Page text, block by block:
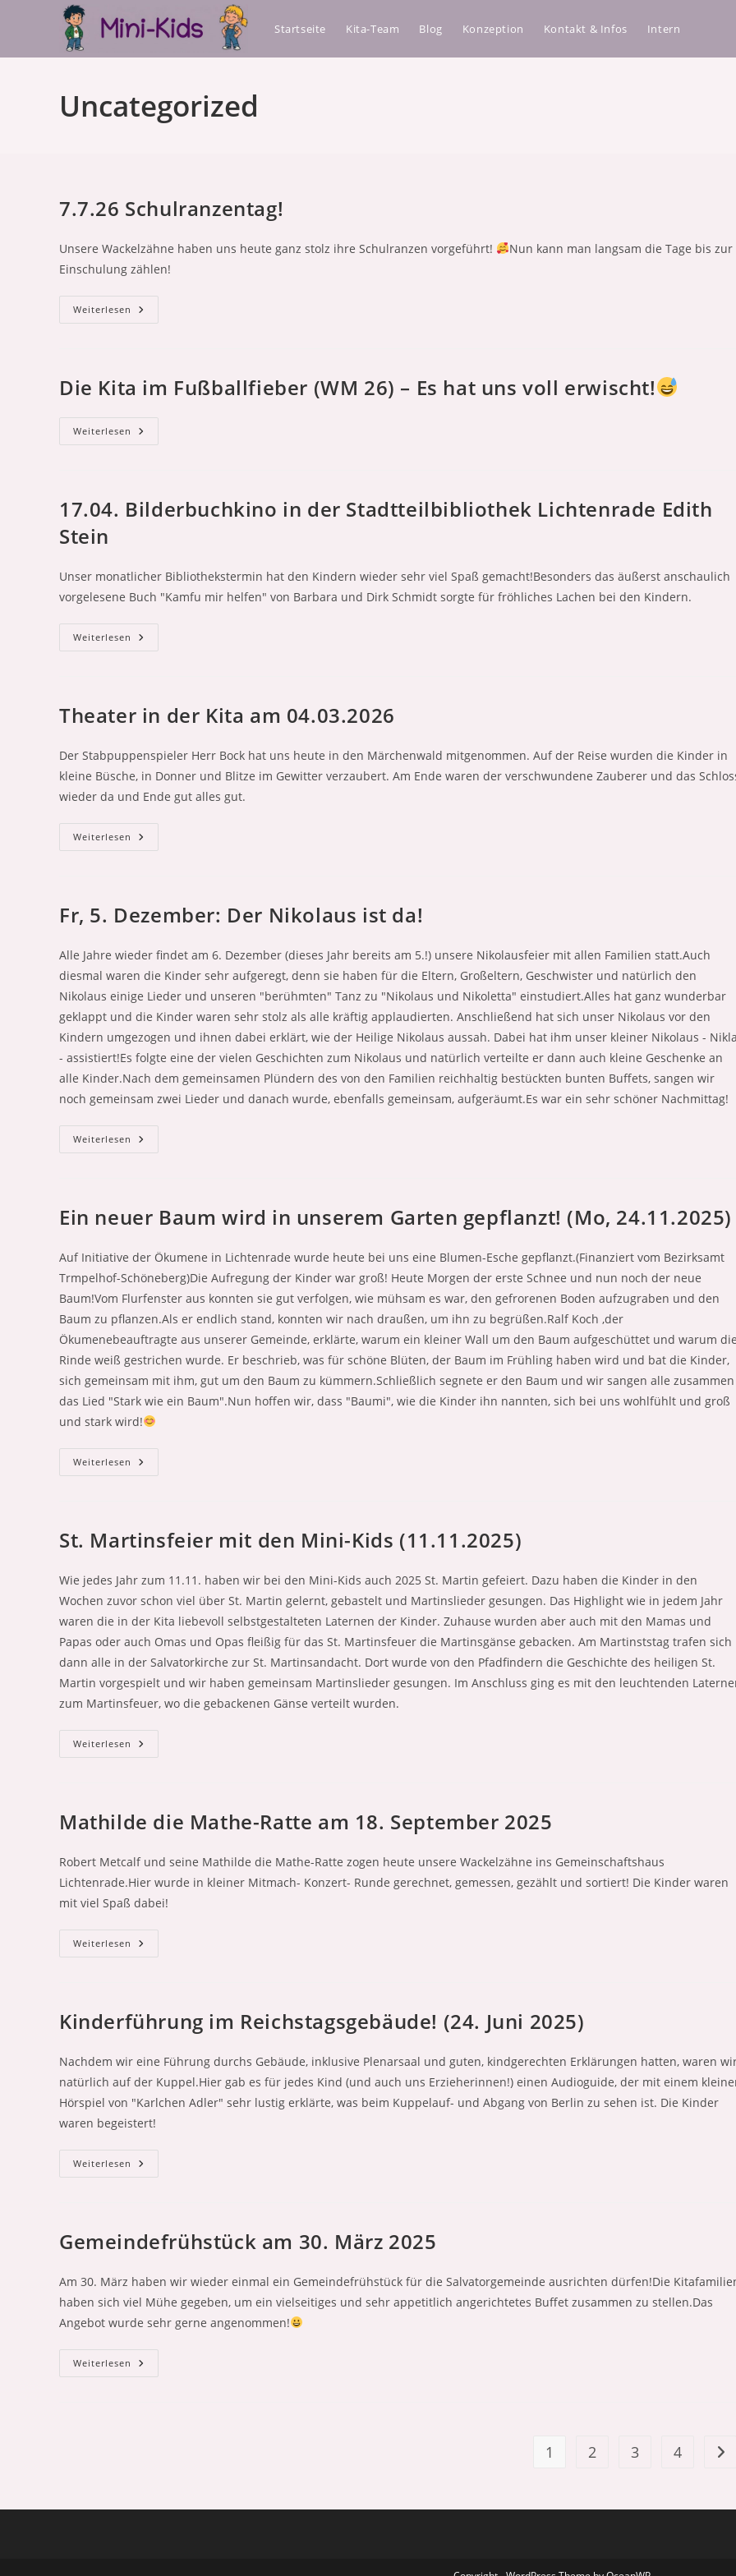
Startseite Kita-Team Blog Konzeption Kontakt & Infos Intern
Uncategorized
7.7.26 Schulranzentag!
Unsere Wackelzähne haben uns heute ganz stolz ihre Schulranzen vorgeführt!
Nun kann man langsam die Tage bis zur
Einschulung zählen!
Weiterlesen 7.7.26
Schulranzentag!
Die Kita im Fußballfieber (WM 26) – Es hat uns voll erwischt!
Weiterlesen Die
Kita
–
Es
17.04. Bilderbuchkino in der Stadtteilbibliothek Lichtenrade Edith
Stein
Unser monatlicher Bibliothekstermin hat den Kindern wieder sehr viel Spaß gemacht!Besonders das äußerst anschaulich
vorgelesene Buch "Kamfu mir helfen" von Barbara und Dirk Schmidt sorgte für fröhliches Lachen bei den Kindern.
Weiterlesen 17.04.
Bilderbuchkino
Edith
Stein
Theater in der Kita am 04.03.2026
Der Stabpuppenspieler Herr Bock hat uns heute in den Märchenwald mitgenommen. Auf der Reise wurden die Kinder in
kleine Büsche, in Donner und Blitze im Gewitter verzaubert. Am Ende waren der verschwundene Zauberer und das
wieder da und Ende gut alles gut.
Weiterlesen Theater
In
Fr, 5. Dezember: Der Nikolaus ist da!
Alle Jahre wieder findet am 6. Dezember (dieses Jahr bereits am 5.!) unsere Nikolausfeier mit allen Familien statt.Auch
diesmal waren die Kinder sehr aufgeregt, denn sie haben für die Eltern, Großeltern, Geschwister und natürlich den
Nikolaus einige Lieder und unseren "berühmten" Tanz zu "Nikolaus und Nikoletta" einstudiert.Alles hat ganz wunderbar
geklappt und die Kinder waren sehr stolz als alle kräftig applaudierten. Anschließend hat sich unser Nikolaus vor den
Kindern umgezogen und ihnen dabei erklärt, wie der Heilige Nikolaus aussah. Dabei hat ihm unser kleiner Nikolaus -
- assistiert!Es folgte eine der vielen Geschichten zum Nikolaus und natürlich verteilte er dann auch kleine Geschenke an
alle Kinder.Nach dem gemeinsamen Plündern des von den Familien reichhaltig bestückten bunten Buffets, sangen wir
noch gemeinsam zwei Lieder und danach wurde, ebenfalls gemeinsam, aufgeräumt.Es war ein sehr schöner Nachmittag!
Weiterlesen Fr,
5.
Ein neuer Baum wird in unserem Garten gepflanzt! (Mo, 24.11.2025)
Auf Initiative der Ökumene in Lichtenrade wurde heute bei uns eine Blumen-Esche gepflanzt.(Finanziert vom Bezirksamt
Trmpelhof-Schöneberg)Die Aufregung der Kinder war groß! Heute Morgen der erste Schnee und nun noch der neue
Baum!Vom Flurfenster aus konnten sie gut verfolgen, wie mühsam es war, den gefrorenen Boden aufzugraben und den
Baum zu pflanzen.Als er endlich stand, konnten wir nach draußen, um ihn zu begrüßen.Ralf Koch ,der
Ökumenebeauftragte aus unserer Gemeinde, erklärte, warum ein kleiner Wall um den Baum aufgeschüttet und warum
Rinde weiß gestrichen wurde. Er beschrieb, was für schöne Blüten, der Baum im Frühling haben wird und bat die Kinder,
sich gemeinsam mit ihm, gut um den Baum zu kümmern.Schließlich segnete er den Baum und wir sangen alle zusammen
das Lied "Stark wie ein Baum".Nun hoffen wir, dass "Baumi", wie die Kinder ihn nannten, sich bei uns wohlfühlt und groß
und stark wird!
Weiterlesen Ein
Neuer
Garten
Gepflanzt!
St. Martinsfeier mit den Mini-Kids (11.11.2025)
Wie jedes Jahr zum 11.11. haben wir bei den Mini-Kids auch 2025 St. Martin gefeiert. Dazu haben die Kinder in den
Wochen zuvor schon viel über St. Martin gelernt, gebastelt und Martinslieder gesungen. Das Highlight wie in jedem Jahr
waren die in der Kita liebevoll selbstgestalteten Laternen der Kinder. Zuhause wurden aber auch mit den Mamas und
Papas oder auch Omas und Opas fleißig für das St. Martinsfeuer die Martinsgänse gebacken. Am Martinststag trafen sich
dann alle in der Salvatorkirche zur St. Martinsandacht. Dort wurde von den Pfadfindern die Geschichte des heiligen St.
Martin vorgespielt und wir haben gemeinsam Martinslieder gesungen. Im Anschluss ging es mit den leuchtenden
zum Martinsfeuer, wo die gebackenen Gänse verteilt wurden.
Weiterlesen St.
Martinsfeier
(11.11.2025)
Mathilde die Mathe-Ratte am 18. September 2025
Robert Metcalf und seine Mathilde die Mathe-Ratte zogen heute unsere Wackelzähne ins Gemeinschaftshaus
Lichtenrade.Hier wurde in kleiner Mitmach- Konzert- Runde gerechnet, gemessen, gezählt und sortiert! Die Kinder waren
mit viel Spaß dabei!
Weiterlesen Mathilde
Die
September
2025
Kinderführung im Reichstagsgebäude! (24. Juni 2025)
Nachdem wir eine Führung durchs Gebäude, inklusive Plenarsaal und guten, kindgerechten Erklärungen hatten, waren
natürlich auf der Kuppel.Hier gab es für jedes Kind (und auch uns Erzieherinnen!) einen Audioguide, der mit einem
Hörspiel von "Karlchen Adler" sehr lustig erklärte, was beim Kuppelauf- und Abgang von Berlin zu sehen ist. Die Kinder
waren begeistert!
Weiterlesen Kinderführung
Im
Gemeindefrühstück am 30. März 2025
Am 30. März haben wir wieder einmal ein Gemeindefrühstück für die Salvatorgemeinde ausrichten dürfen!Die
haben sich viel Mühe gegeben, um ein vielseitiges und sehr appetitlich angerichtetes Buffet zusammen zu stellen.Das
Angebot wurde sehr gerne angenommen!
Weiterlesen Gemeindefrühstück
Am
1 2 3 4